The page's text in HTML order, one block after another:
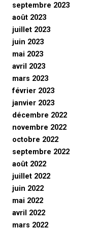
septembre 2023
août 2023
juillet 2023
juin 2023
mai 2023
avril 2023
mars 2023
février 2023
janvier 2023
décembre 2022
novembre 2022
octobre 2022
septembre 2022
août 2022
juillet 2022
juin 2022
mai 2022
avril 2022
mars 2022